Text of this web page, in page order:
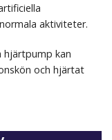
aktiviteter.
hjärtpump kan
och hjärtat